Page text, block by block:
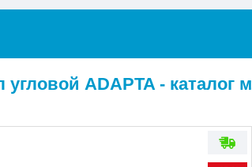
ADAPTA - каталог